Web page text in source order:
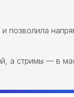
позволила
а стримы — в